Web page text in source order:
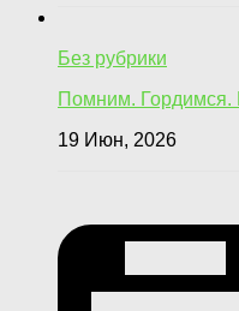
Без рубрики
Помним. Гордимся.
19 Июн, 2026